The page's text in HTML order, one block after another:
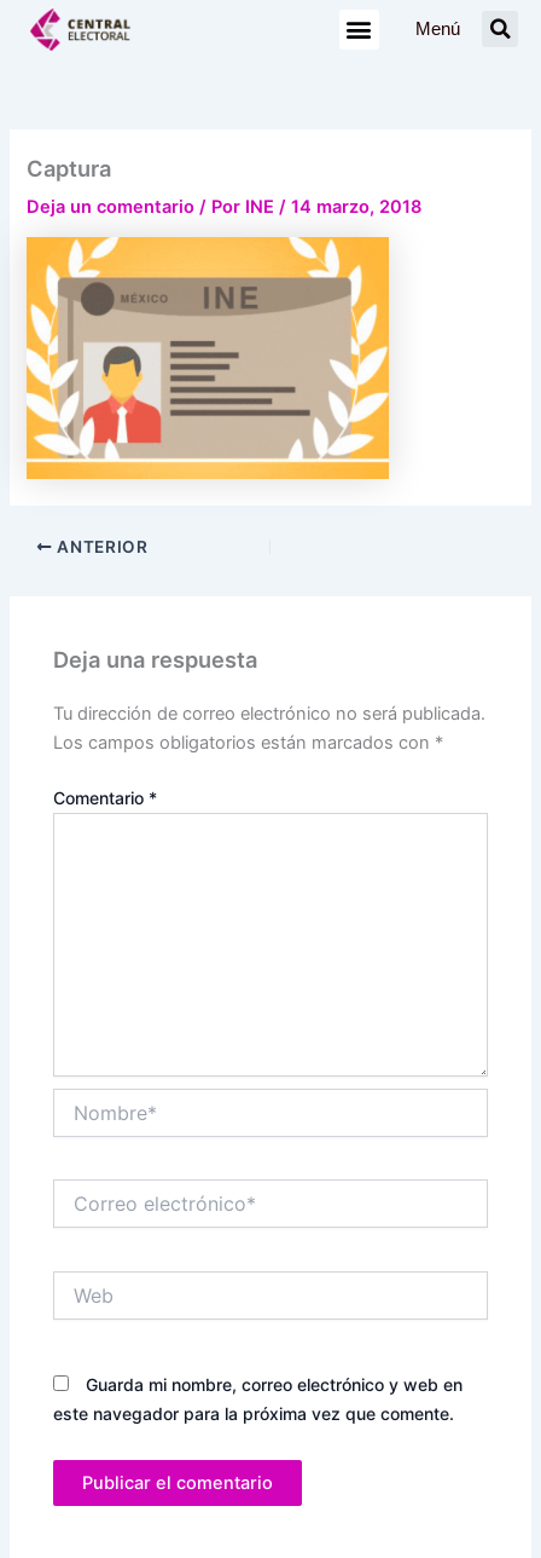
Menú
Captura
Deja un comentario / Por INE/14 marzo, 2018
ANTERIOR
Deja una respuesta
Tu dirección de correo electrónico no será publicada.
Los campos obligatorios están marcados con *
Comentario *
electrónico*
Guarda mi nombre, correo electrónico y web en
este navegador para la próxima vez que comente.